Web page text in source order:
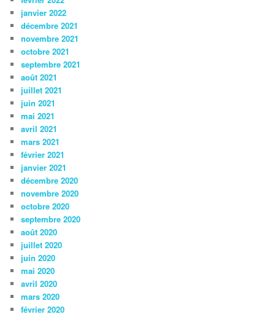
janvier 2022
décembre 2021
novembre 2021
octobre 2021
septembre 2021
août 2021
juillet 2021
juin 2021
mai 2021
avril 2021
mars 2021
février 2021
janvier 2021
décembre 2020
novembre 2020
octobre 2020
septembre 2020
août 2020
juillet 2020
juin 2020
mai 2020
avril 2020
mars 2020
février 2020